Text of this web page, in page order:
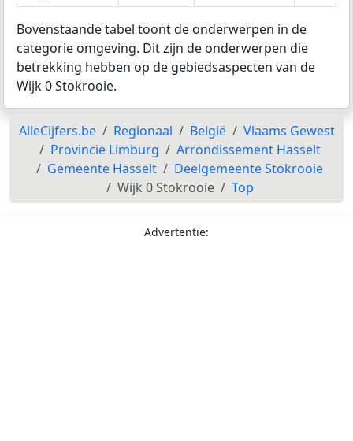
Bovenstaande tabel toont de onderwerpen in de
categorie omgeving. Dit zijn de onderwerpen die
betrekking hebben op de gebiedsaspecten van de
Wijk 0 Stokrooie.
AlleCijfers.be Regionaal België
Vlaams Gewest
Provincie Limburg
Arrondissement Hasselt
Gemeente Hasselt
Deelgemeente Stokrooie
Wijk 0 Stokrooie
Top
Advertentie: